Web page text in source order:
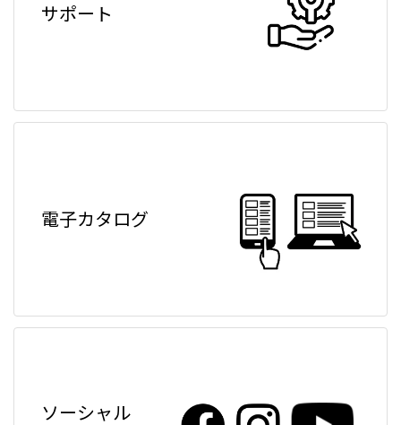
サポート
電子カタログ
ソーシャル